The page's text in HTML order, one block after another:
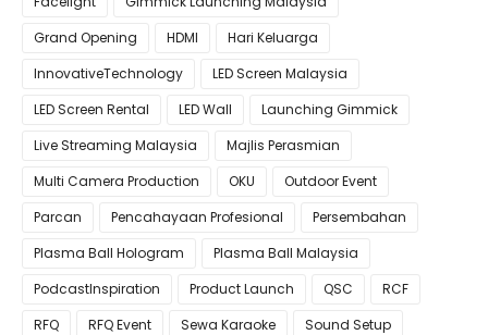
Grand Opening
HDMI
Hari Keluarga
InnovativeTechnology
LED Screen Malaysia
LED Screen Rental
LED Wall
Launching Gimmick
Live Streaming Malaysia
Majlis Perasmian
Multi Camera Production
OKU
Outdoor Event
Parcan
Pencahayaan Profesional
Persembahan
Plasma Ball Hologram
Plasma Ball Malaysia
PodcastInspiration
Product Launch QSC
RCF
RFQ
RFQ Event Sewa Karaoke
Sound Setup